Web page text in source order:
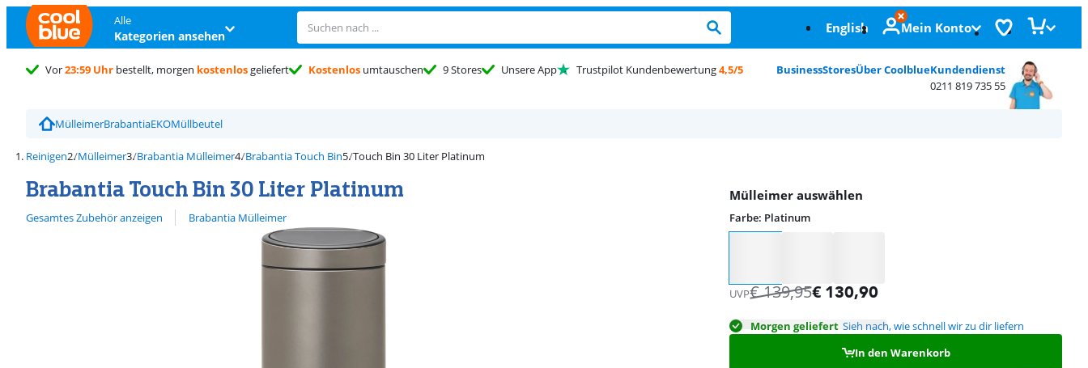
Alle
Kategorien ansehen English Mein Konto
Vor23:59 Uhr bestellt, morgen kostenlosgeliefert Kostenlos umtauschen 9 Stores Unsere App Trustpilot Kundenbewertung4,5/5 BusinessStoresÜber CoolblueKundendienst
0211 819 735 55
MülleimerBrabantiaEKOMüllbeutel
Reinigen Mülleimer Brabantia Mülleimer Brabantia Touch Bin Touch Bin 30 Liter Platinum
Brabantia Touch Bin 30 Liter Platinum
Gesamtes Zubehör anzeigen
Alle ansehen Brabantia Mülleimer
Mülleimer auswählen
Farbe: Platinum
UVP€139,95€ 130,90
Morgen geliefert Sieh nach, wie schnell wir zu dir liefern
In den Warenkorb